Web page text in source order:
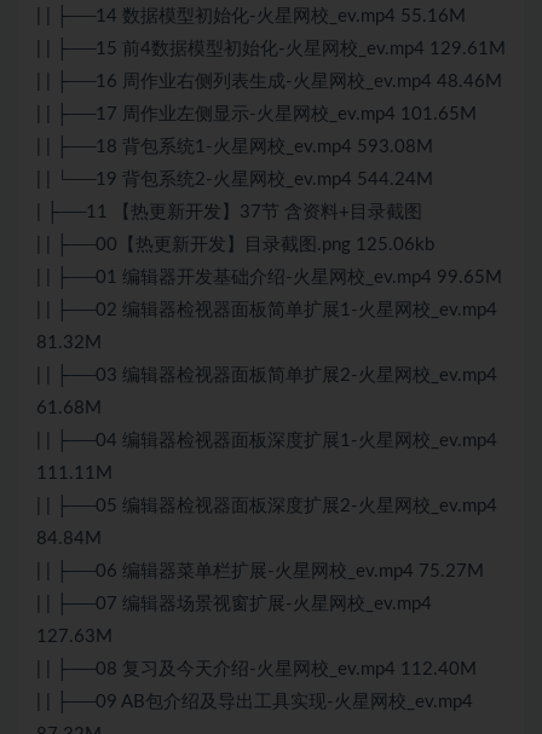
| | ├──14 数据模型初始化-火星网校_ev.mp4 55.16M
| | ├──15 前4数据模型初始化-火星网校_ev.mp4 129.61M
| | ├──16 周作业右侧列表生成-火星网校_ev.mp4 48.46M
| | ├──17 周作业左侧显示-火星网校_ev.mp4 101.65M
| | ├──18 背包系统1-火星网校_ev.mp4 593.08M
| | └──19 背包系统2-火星网校_ev.mp4 544.24M
| ├──11 【热更新开发】37节 含资料+目录截图
| | ├──00【热更新开发】目录截图.png 125.06kb
| | ├──01 编辑器开发基础介绍-火星网校_ev.mp4 99.65M
| | ├──02 编辑器检视器面板简单扩展1-火星网校_ev.mp4
81.32M
| | ├──03 编辑器检视器面板简单扩展2-火星网校_ev.mp4
61.68M
| | ├──04 编辑器检视器面板深度扩展1-火星网校_ev.mp4
111.11M
| | ├──05 编辑器检视器面板深度扩展2-火星网校_ev.mp4
84.84M
| | ├──06 编辑器菜单栏扩展-火星网校_ev.mp4 75.27M
| | ├──07 编辑器场景视窗扩展-火星网校_ev.mp4
127.63M
| | ├──08 复习及今天介绍-火星网校_ev.mp4 112.40M
| | ├──09 AB包介绍及导出工具实现-火星网校_ev.mp4